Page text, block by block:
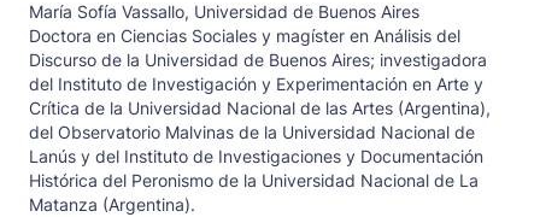
María Sofía Vassallo, Universidad de Buenos Aires
Doctora en Ciencias Sociales y magíster en Análisis del
Discurso de la Universidad de Buenos Aires; investigadora
del Instituto de Investigación y Experimentación en Arte y
Crítica de la Universidad Nacional de las Artes (Argentina),
del Observatorio Malvinas de la Universidad Nacional de
Lanús y del Instituto de Investigaciones y Documentación
Histórica del Peronismo de la Universidad Nacional de La
Matanza (Argentina).